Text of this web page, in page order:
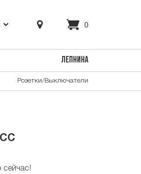
0
ЛЕПНИНА
Розетки/Выключатели
сейчас!